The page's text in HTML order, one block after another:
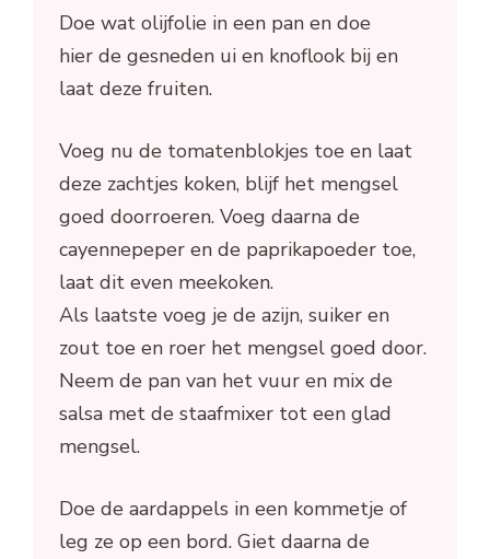
Doe wat olijfolie in een pan en doe
hier de gesneden ui en knoflook bij en
laat deze fruiten.
Voeg nu de tomatenblokjes toe en laat
deze zachtjes koken, blijf het mengsel
goed doorroeren. Voeg daarna de
cayennepeper en de paprikapoeder toe,
laat dit even meekoken.
Als laatste voeg je de azijn, suiker en
zout toe en roer het mengsel goed door.
Neem de pan van het vuur en mix de
salsa met de staafmixer tot een glad
mengsel.
Doe de aardappels in een kommetje of
leg ze op een bord. Giet daarna de